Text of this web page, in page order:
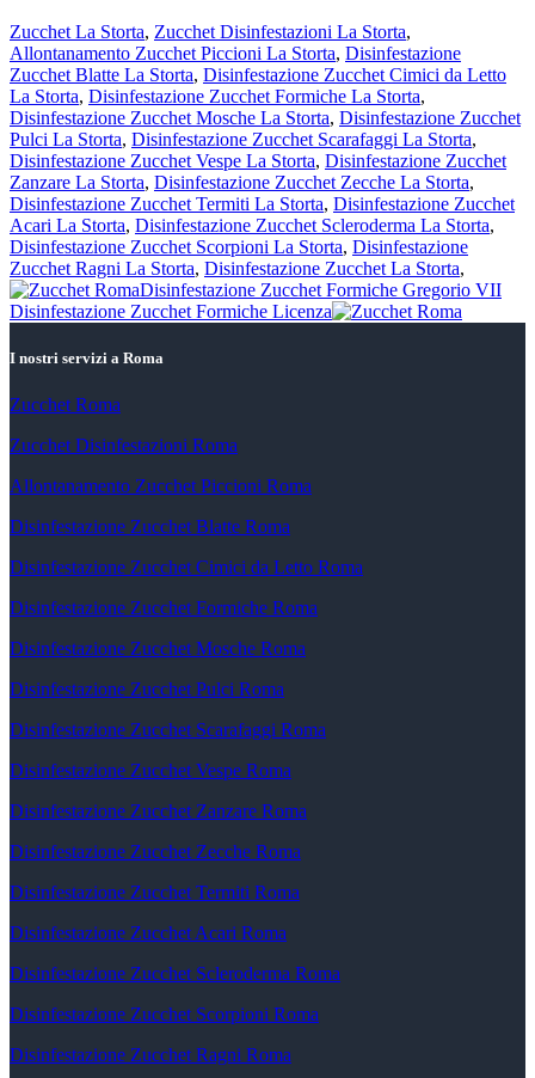
Zucchet La Storta, Zucchet Disinfestazioni La Storta,
Allontanamento Zucchet Piccioni La Storta, Disinfestazione
Zucchet Blatte La Storta, Disinfestazione Zucchet Cimici da Letto
La Storta, Disinfestazione Zucchet Formiche La Storta,
Disinfestazione Zucchet Mosche La Storta, Disinfestazione Zucchet
Pulci La Storta, Disinfestazione Zucchet Scarafaggi La Storta,
Disinfestazione Zucchet Vespe La Storta, Disinfestazione Zucchet
Zanzare La Storta, Disinfestazione Zucchet Zecche La Storta,
Disinfestazione Zucchet Termiti La Storta, Disinfestazione Zucchet
Acari La Storta, Disinfestazione Zucchet Scleroderma La Storta,
Disinfestazione Zucchet Scorpioni La Storta, Disinfestazione
Zucchet Ragni La Storta, Disinfestazione Zucchet La Storta,
Post
precedente:
Disinfestazione Zucchet Formiche Gregorio VII
Post
Disinfestazione Zucchet Formiche Licenza
I nostri servizi a Roma
Zucchet Roma
Zucchet Disinfestazioni Roma
Allontanamento Zucchet Piccioni Roma
Disinfestazione Zucchet Blatte Roma
Disinfestazione Zucchet Cimici da Letto Roma
Disinfestazione Zucchet Formiche Roma
Disinfestazione Zucchet Mosche Roma
Disinfestazione Zucchet Pulci Roma
Disinfestazione Zucchet Scarafaggi Roma
Disinfestazione Zucchet Vespe Roma
Disinfestazione Zucchet Zanzare Roma
Disinfestazione Zucchet Zecche Roma
Disinfestazione Zucchet Termiti Roma
Disinfestazione Zucchet Acari Roma
Disinfestazione Zucchet Scleroderma Roma
Disinfestazione Zucchet Scorpioni Roma
Disinfestazione Zucchet Ragni Roma